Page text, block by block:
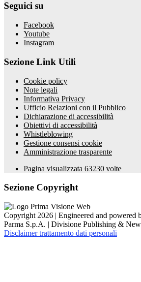
Seguici su
Facebook
Youtube
Instagram
Sezione Link Utili
Cookie policy
Note legali
Informativa Privacy
Ufficio Relazioni con il Pubblico
Dichiarazione di accessibilità
Obiettivi di accessibilità
Whistleblowing
Gestione consensi cookie
Amministrazione trasparente
Pagina visualizzata 63230 volte
Sezione Copyright
Copyright 2026 | Engineered and powered
Parma S.p.A. | Divisione Publishing &
Disclaimer trattamento dati personali